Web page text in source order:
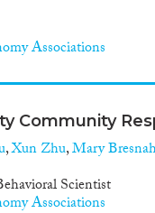
bzw. kritisch
folgende Felder
die
Verfall und
von
der gesamten Stadt
der Quartiere.
Zuwanderern und
waren, bei
Associations
Community
,Xun Zhu,Mary
Scientist
Associations